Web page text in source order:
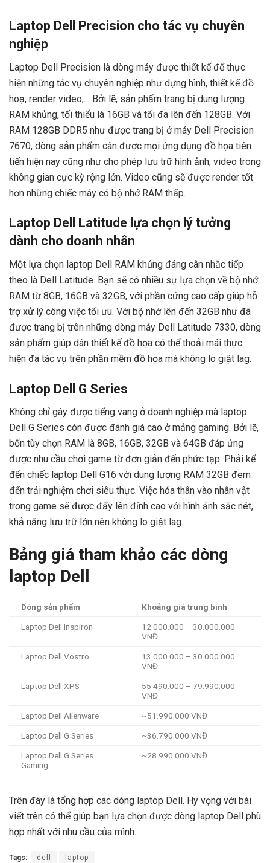
Laptop Dell Precision cho tác vụ chuyên
nghiệp
Laptop Dell Precision là dòng máy được thiết kế để thực
hiện những tác vụ chuyên nghiệp như dựng hình, thiết kế đồ
hoạ, render video,… Bởi lẽ, sản phẩm trang bị dung lượng
RAM khủng, tối thiểu là 16GB và tối đa lên đến 128GB. Với
RAM 128GB DDR5 như được trang bị ở máy Dell Precision
7670, dòng sản phẩm cân được mọi ứng dụng đồ họa tiên
tiến hiện nay cũng như cho phép lưu trữ hình ảnh, video trong
không gian cực kỳ rộng lớn. Video cũng sẽ được render tốt
hơn những chiếc máy có bộ nhớ RAM thấp.
Laptop Dell Latitude lựa chọn lý tưởng
dành cho doanh nhân
Một lựa chọn laptop Dell RAM khủng đáng cân nhắc tiếp
theo là Dell Latitude. Bạn sẽ có nhiều sự lựa chọn về bộ nhớ
RAM từ 8GB, 16GB và 32GB, với phần cứng cao cấp giúp hỗ
trợ xử lý công việc tối ưu. Với bộ nhớ lên đến 32GB như đã
được trang bị trên những dòng máy Dell Latitude 7330, dòng
sản phẩm giúp dân thiết kế đồ họa có thể thoải mái thực
hiện đa tác vụ trên phần mềm đồ họa mà không lo giật lag.
Laptop Dell G Series
Không chỉ gây được tiếng vang ở doanh nghiệp mà laptop
Dell G Series còn được đánh giá cao ở mảng gaming. Bởi lẽ,
bốn tùy chọn RAM là 8GB, 16GB, 32GB và 64GB đáp ứng
được nhu cầu chơi game từ đơn giản đến phức tạp. Phải kể
đến chiếc laptop Dell G16 với dung lượng RAM 32GB đem
đến trải nghiệm chơi siêu thực. Việc hóa thân vào nhân vật
trong game sẽ được đẩy lên đỉnh cao với hình ảnh sắc nét,
khả năng lưu trữ lớn nên không lo giật lag.
Bảng giá tham khảo các dòng
laptop Dell
Dòng sản phẩm Khoảng giá trung bình
Laptop Dell Inspiron
12.000.000 – 30.000.000
VNĐ
Laptop Dell Vostro
13.000.000 – 30.000.000
VNĐ
Laptop Dell XPS
55.490.000 – 79.990.000
VNĐ
Laptop Dell Alienware ~51.990.000 VNĐ
Laptop Dell G Series ~36.790.000 VNĐ
Laptop Dell G Series
Gaming
~28.990.000 VNĐ
Trên đây là tổng hợp các dòng laptop Dell. Hy vọng với bài
viết trên có thể giúp bạn lựa chọn được dòng laptop Dell phù
hợp nhất với nhu cầu của mình.
Tags: dell laptop